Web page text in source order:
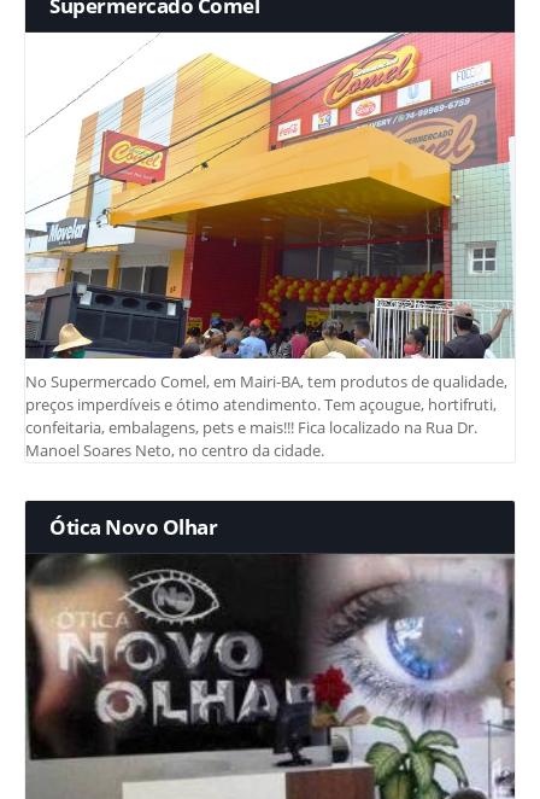
Supermercado Comel
No Supermercado Comel, em Mairi-BA, tem produtos de qualidade,
preços imperdíveis e ótimo atendimento. Tem açougue, hortifruti,
confeitaria, embalagens, pets e mais!!! Fica localizado na Rua Dr.
Manoel Soares Neto, no centro da cidade.
Ótica Novo Olhar